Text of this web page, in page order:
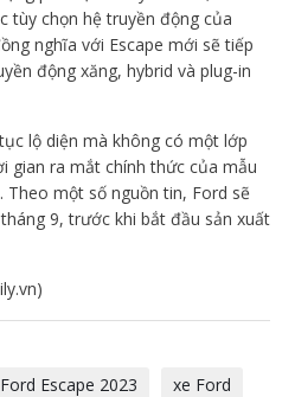
tùy chọn hệ truyền động của
nghĩa với Escape mới sẽ tiếp
động xăng, hybrid và plug-in
lộ diện mà không có một lớp
gian ra mắt chính thức của mẫu
Theo một số nguồn tin, Ford sẽ
9, trước khi bắt đầu sản xuất
Ford Escape 2023 xe Ford